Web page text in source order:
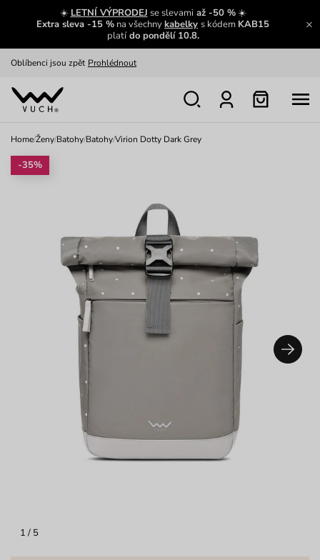
☀️ LETNÍ VÝPRODEJ se slevamiaž -50 %☀️
Extra sleva -15 % na všechnykabelky s kódem KAB15
platído pondělí 10.8.
Zajímavosti ze světa Vuch:
Zobrazit
Oblíbenci jsou zpět Prohlédnout
Nech se inspirovat
Home/Ženy/Batohy/Batohy/Virion Dotty Dark Grey
1 / 5
-35%